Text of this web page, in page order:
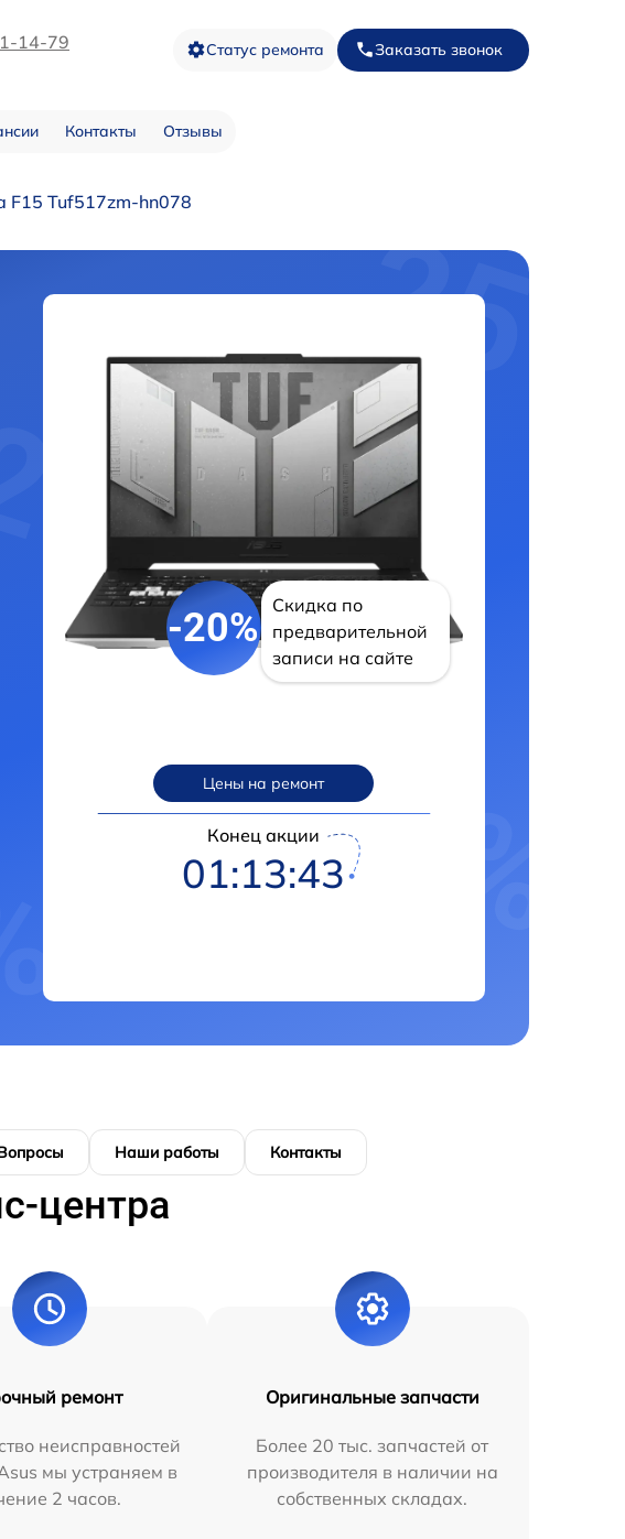
14-79 Статус ремонта Заказать звонок
Контакты Отзывы
F15 Tuf517zm-hn078
-20%
Скидка по
предварительной
записи на сайте
Цены на ремонт
Конец акции
01:13:42
Наши работы Контакты
центра
ремонт
неисправностей
мы устраняем в
2 часов.
Оригинальные запчасти
Более 20 тыс. запчастей от
производителя в наличии на
собственных складах.